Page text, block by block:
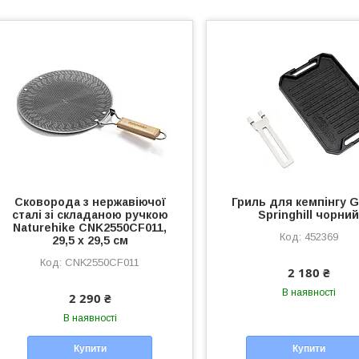
Сковорода з нержавіючої
сталі зі складаною ручкою
Naturehike CNK2550CF011,
29,5 х 29,5 см
CNK2550CF011
2 290 ₴
В наявності
Купити
Гриль для кемпінгу
Springhill чорний
452369
2 180 ₴
В наявності
Купити